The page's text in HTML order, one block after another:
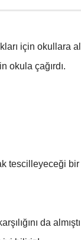
için okullara
okula çağırdı.
bir
da